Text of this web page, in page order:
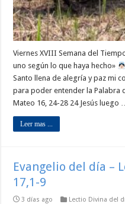
Viernes XVIII Semana del
uno según lo que haya hecho»
Santo llena de alegría y paz mi
para poder entender la Palabra
Mateo 16, 24-28 24 Jesús luego
Leer mas ...
Evangelio del día –
17,1-9
3 días ago Lectio Divina del